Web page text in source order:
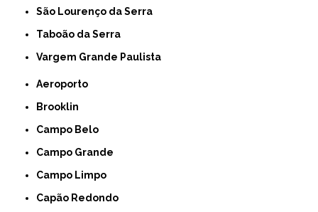
São Lourenço da Serra
Taboão da Serra
Vargem Grande Paulista
Aeroporto
Brooklin
Campo Belo
Campo Grande
Campo Limpo
Capão Redondo